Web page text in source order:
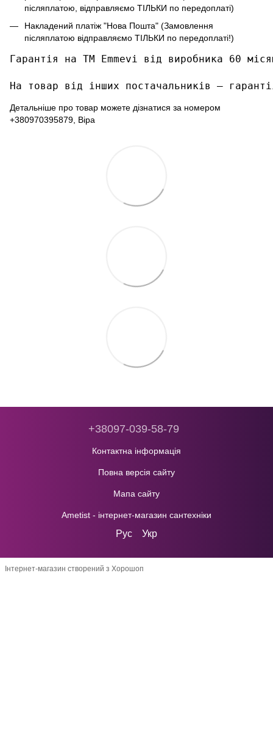
післяплатою, відправляємо ТІЛЬКИ по передоплаті)
Накладений платіж "Нова Пошта" (Замовлення
післяплатою відправляємо ТІЛЬКИ по передоплаті!)
Гарантія на ТМ Emmevi від виробника 60
На товар від інших постачальників –
Детальніше про товар можете дізнатися за номером
+380970395879, Віра
+38097-039-58-79
Контактна інформація
Повна версія сайту
Мапа сайту
Ametist - інтернет-магазин сантехніки
Рус Укр
Інтернет-магазин створений з Хорошоп